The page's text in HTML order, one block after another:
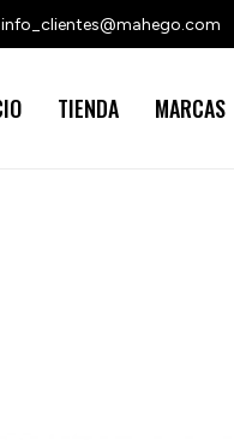
info_clientes@mahego.com
TIENDA MARCAS